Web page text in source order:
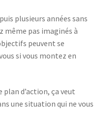
plusieurs années sans
même pas imaginés à
peuvent se
si vous montez en
plan d’action, ça veut
une situation qui ne vous